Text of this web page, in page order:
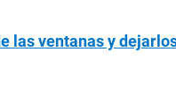
las ventanas y